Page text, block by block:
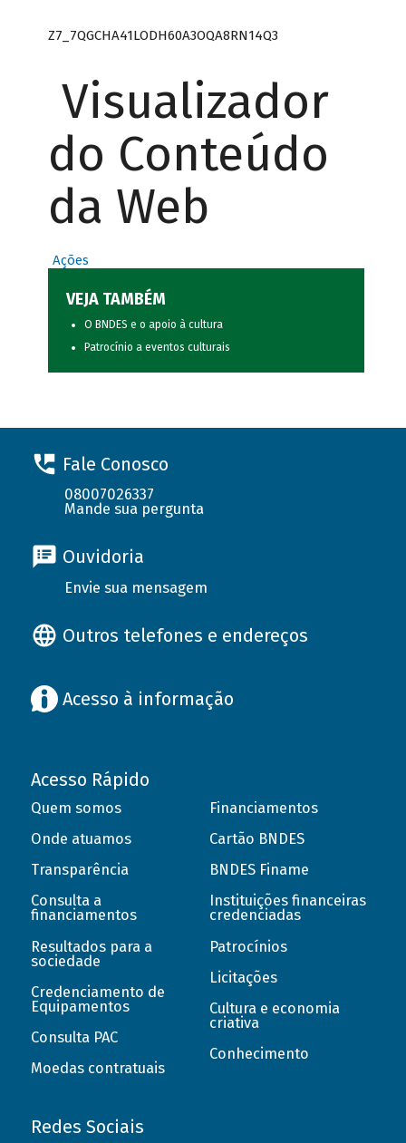
Z7_7QGCHA41LODH60A3OQA8RN14Q3
Visualizador
do Conteúdo
da Web
Ações
VEJA TAMBÉM
O BNDES e o apoio à cultura
Patrocínio a eventos culturais
Fale Conosco
08007026337
Mande sua pergunta
Ouvidoria
Envie sua mensagem
Outros telefones e endereços
Acesso à informação
Acesso Rápido
Quem somos
Onde atuamos
Transparência
Consulta a
financiamentos
Resultados para a
sociedade
Credenciamento de
Equipamentos
Consulta PAC
Moedas contratuais
Financiamentos
Cartão BNDES
BNDES Finame
Instituições financeiras
credenciadas
Patrocínios
Licitações
Cultura e economia
criativa
Conhecimento
Redes Sociais